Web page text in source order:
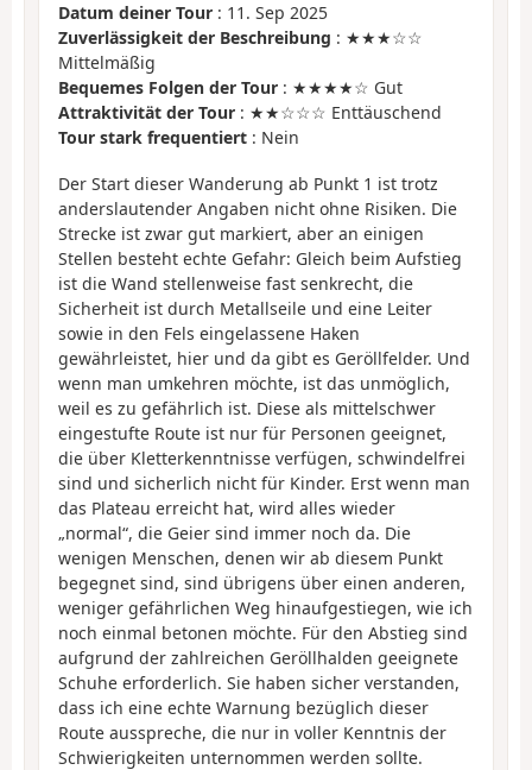
Datum deiner Tour : 11. Sep 2025
Zuverlässigkeit der Beschreibung : ★★★☆☆
Mittelmäßig
Bequemes Folgen der Tour : ★★★★☆ Gut
Attraktivität der Tour : ★★☆☆☆ Enttäuschend
Tour stark frequentiert : Nein
Der Start dieser Wanderung ab Punkt 1 ist trotz
anderslautender Angaben nicht ohne Risiken. Die
Strecke ist zwar gut markiert, aber an einigen
Stellen besteht echte Gefahr: Gleich beim Aufstieg
ist die Wand stellenweise fast senkrecht, die
Sicherheit ist durch Metallseile und eine Leiter
sowie in den Fels eingelassene Haken
gewährleistet, hier und da gibt es Geröllfelder. Und
wenn man umkehren möchte, ist das unmöglich,
weil es zu gefährlich ist. Diese als mittelschwer
eingestufte Route ist nur für Personen geeignet,
die über Kletterkenntnisse verfügen, schwindelfrei
sind und sicherlich nicht für Kinder. Erst wenn man
das Plateau erreicht hat, wird alles wieder
„normal“, die Geier sind immer noch da. Die
wenigen Menschen, denen wir ab diesem Punkt
begegnet sind, sind übrigens über einen anderen,
weniger gefährlichen Weg hinaufgestiegen, wie ich
noch einmal betonen möchte. Für den Abstieg sind
aufgrund der zahlreichen Geröllhalden geeignete
Schuhe erforderlich. Sie haben sicher verstanden,
dass ich eine echte Warnung bezüglich dieser
Route ausspreche, die nur in voller Kenntnis der
Schwierigkeiten unternommen werden sollte.